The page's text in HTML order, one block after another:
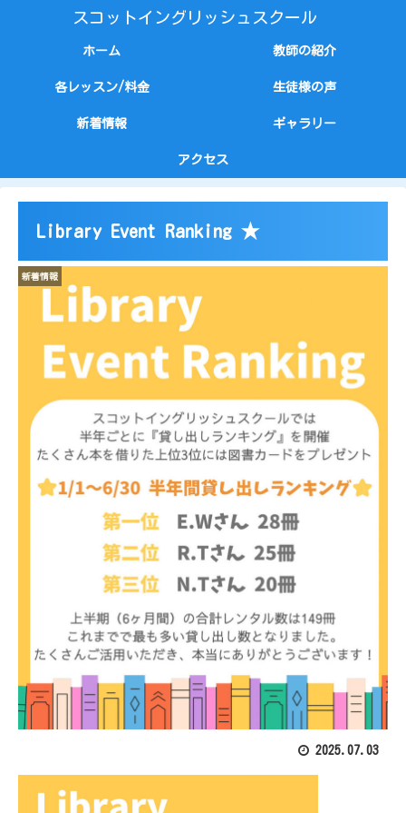
スコットイングリッシュスクール
ホーム 教師の紹介
各レッスン/料金 生徒様の声
新着情報 ギャラリー
アクセス
Library Event Ranking ★
新着情報
2025.07.03